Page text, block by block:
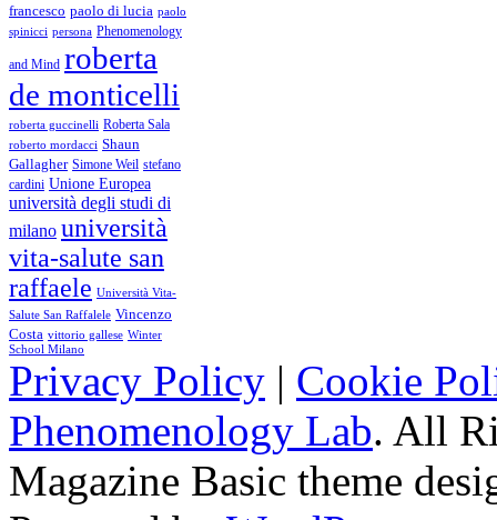
francesco paolo di lucia paolo
spinicci persona Phenomenology
and Mind roberta
de monticelli
roberta guccinelli Roberta Sala
roberto mordacci Shaun
Gallagher Simone Weil stefano
cardini Unione Europea
università degli studi di
milano università
vita-salute san
raffaele Università Vita-
Salute San Raffalele Vincenzo
Costa vittorio gallese Winter
School Milano
Privacy Policy | Cookie
Phenomenology Lab. All
Magazine Basic theme